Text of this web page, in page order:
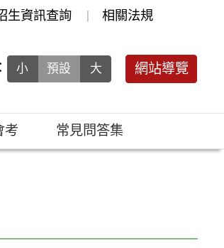
生資訊查詢 相關法規
小 預設 大 網站導覽
考 常見問答集